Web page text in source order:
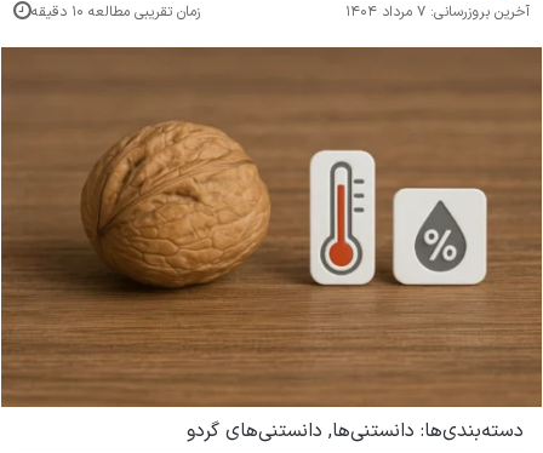
آخرین بروزرسانی: ۷ مرداد ۱۴۰۴
زمان تقریبی مطالعه ۱۰ دقیقه
دسته‌بندی‌ها: دانستنی‌ها, دانستنی‌های گردو